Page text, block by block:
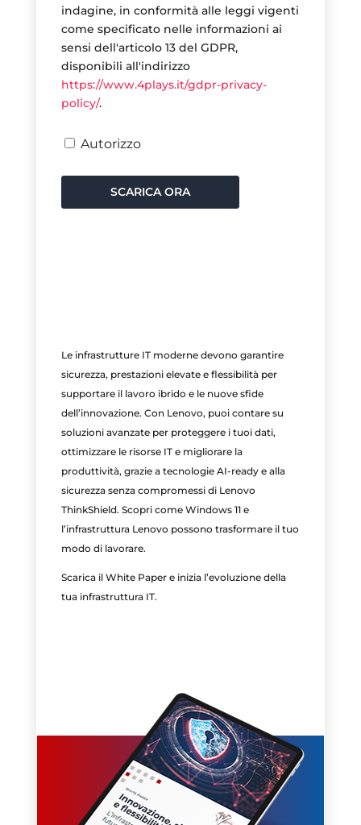
indagine, in conformità alle leggi vigenti
come specificato nelle informazioni ai
sensi dell'articolo 13 del GDPR,
disponibili all'indirizzo
https://www.4plays.it/gdpr-privacy-
policy/.
Autorizzo
SCARICA ORA
Le infrastrutture IT moderne devono garantire
sicurezza, prestazioni elevate e flessibilità per
supportare il lavoro ibrido e le nuove sfide
dell’innovazione. Con Lenovo, puoi contare su
soluzioni avanzate per proteggere i tuoi dati,
ottimizzare le risorse IT e migliorare la
produttività, grazie a tecnologie AI-ready e alla
sicurezza senza compromessi di Lenovo
ThinkShield. Scopri come Windows 11 e
l’infrastruttura Lenovo possono trasformare il tuo
modo di lavorare.
Scarica il White Paper e inizia l’evoluzione della
tua infrastruttura IT.